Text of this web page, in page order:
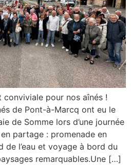
conviviale pour nos aînés !
de Pont-à-Marcq ont eu le
de Somme lors d’une journée
partage : promenade en
de l’eau et voyage à bord du
remarquables.Une […]